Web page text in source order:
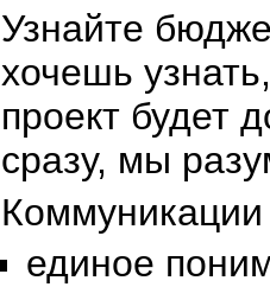
Узнайте
хочешь
проект будет
сразу, мы
Коммуникации
единое